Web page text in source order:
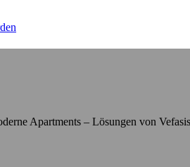
Apartments – Lösungen von